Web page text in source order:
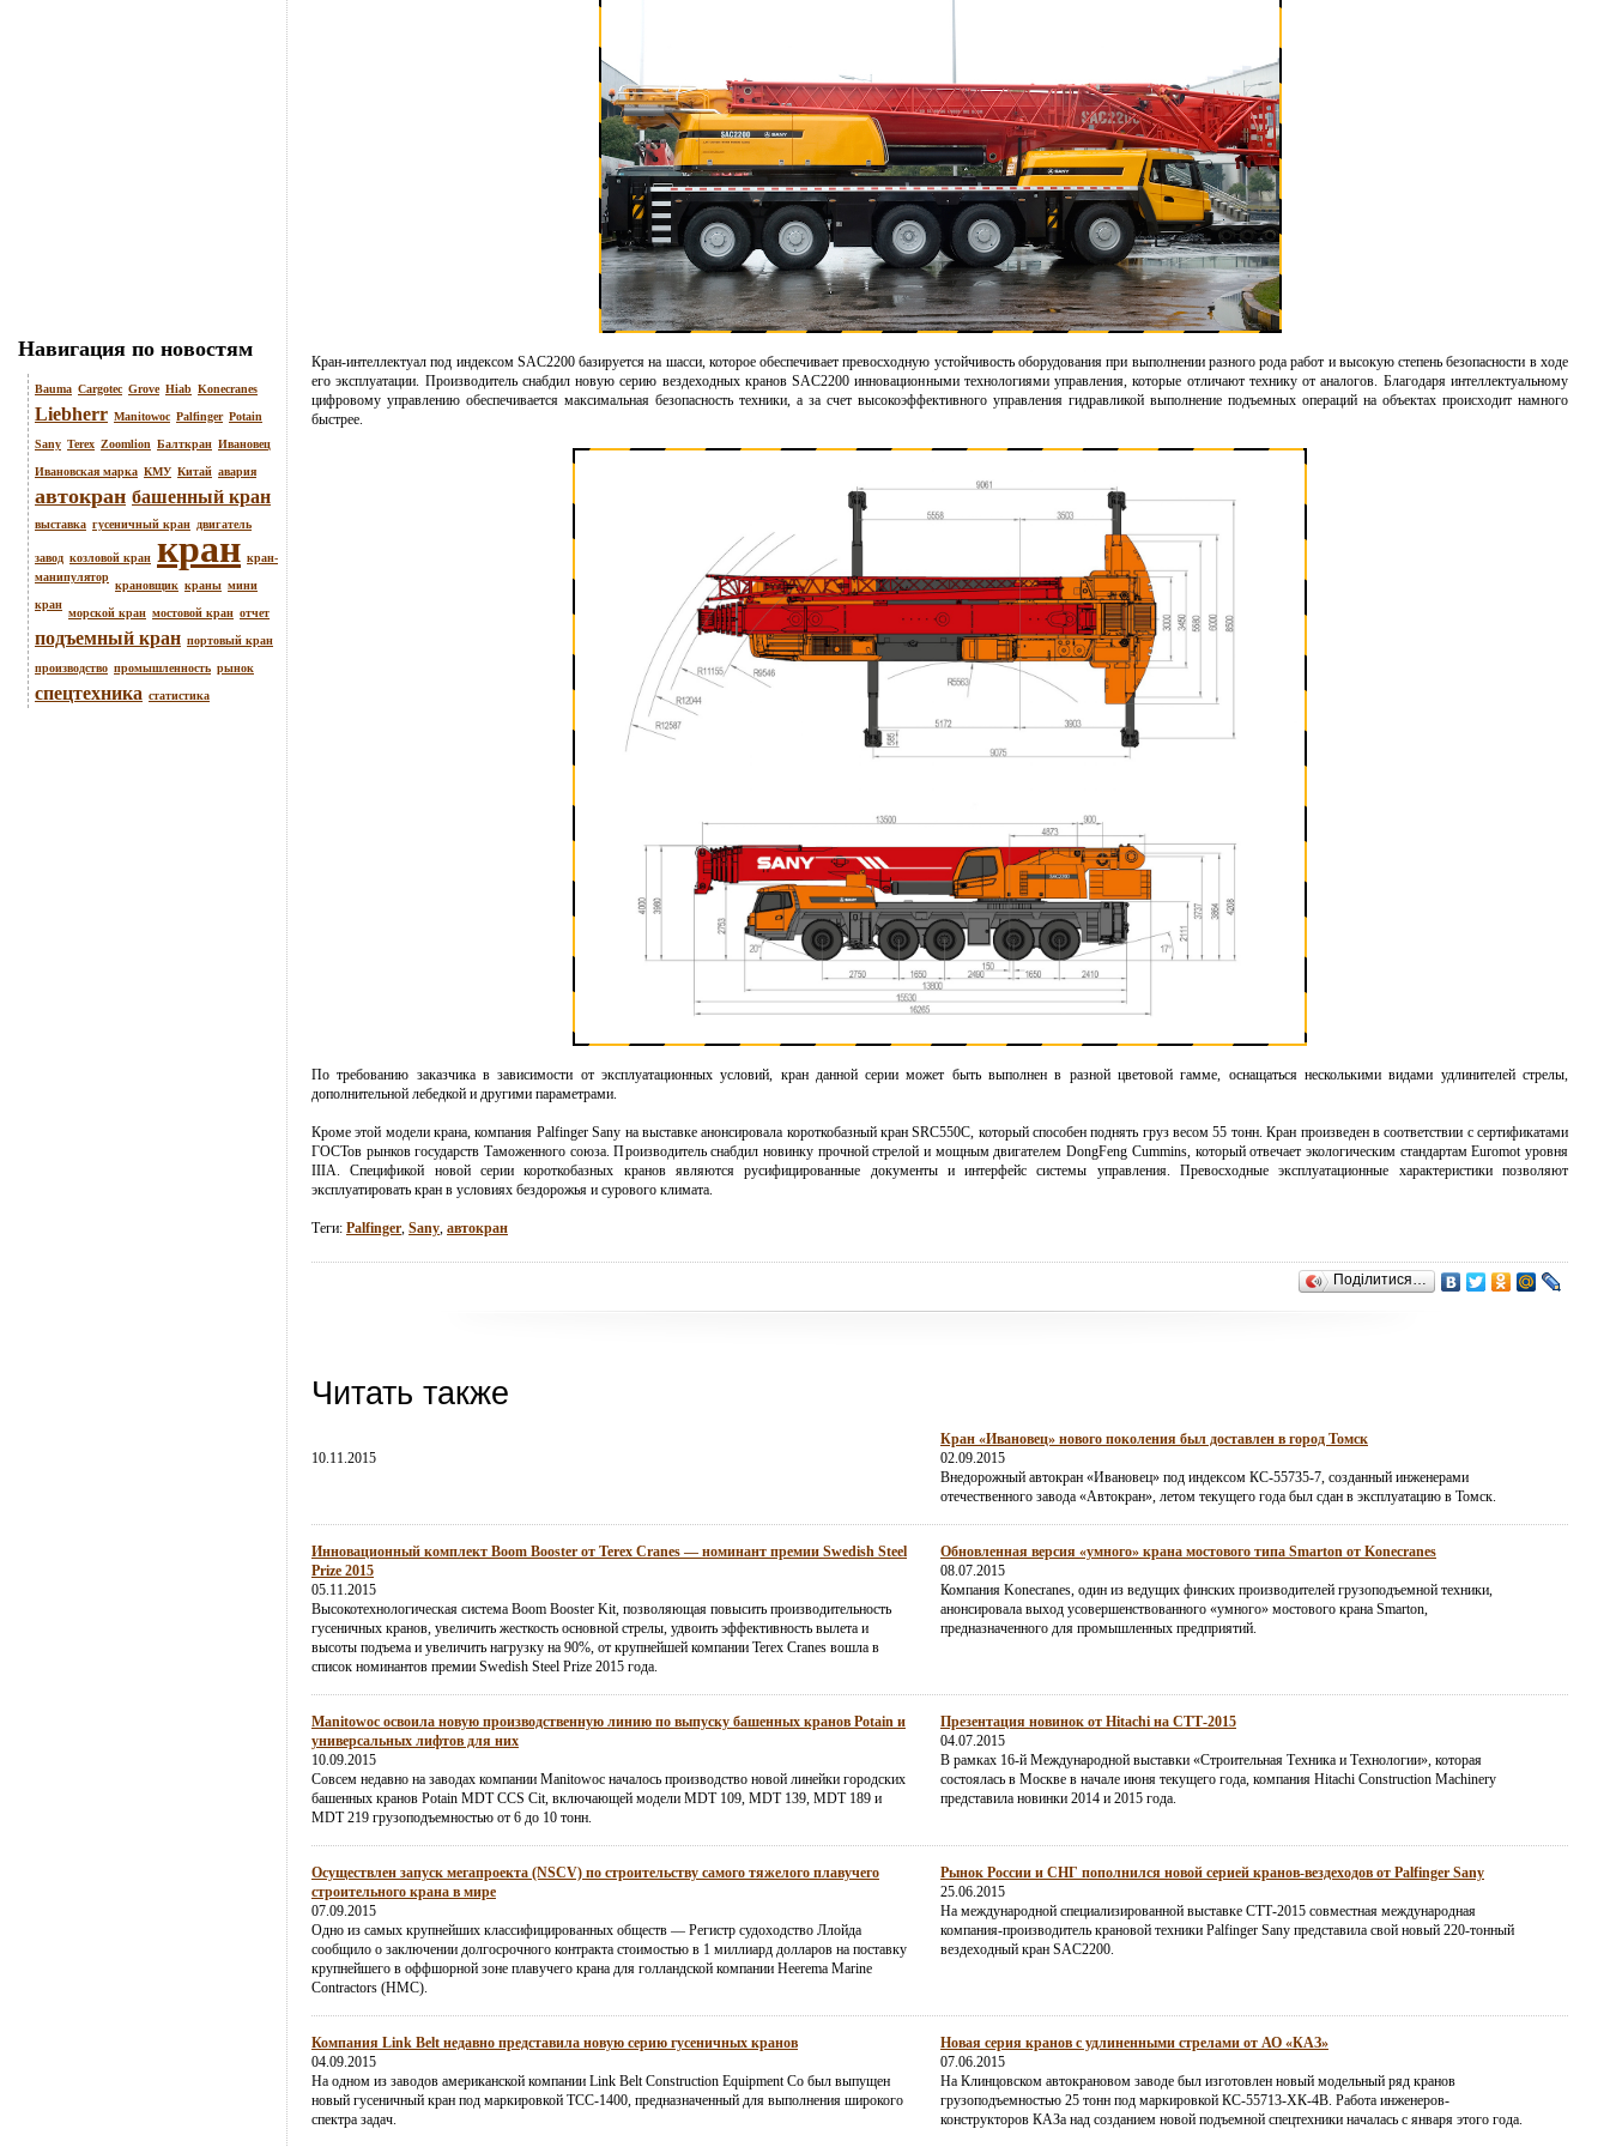
Навигация по новостям
Bauma Cargotec Grove Hiab Konecranes
Liebherr Manitowoc Palfinger Potain
Sany Terex Zoomlion Балткран Ивановец
Ивановская марка КМУ Китай авария
автокран башенный кран
выставка гусеничный кран двигатель
завод козловой кран кран кран-
манипулятор крановщик краны мини
кран морской кран мостовой кран отчет
подъемный кран портовый кран
производство промышленность рынок
спецтехника статистика
Кран-интеллектуал под индексом SAC2200 базируется на шасси, которое обеспечивает превосходную устойчивость оборудования при выполнении разного рода работ и высокую степень безопасности в ходе
его эксплуатации. Производитель снабдил новую серию вездеходных кранов SAC2200 инновационными технологиями управления, которые отличают технику от аналогов. Благодаря интеллектуальному
цифровому управлению обеспечивается максимальная безопасность техники, а за счет высокоэффективного управления гидравликой выполнение подъемных операций на объектах происходит намного
быстрее.
По требованию заказчика в зависимости от эксплуатационных условий, кран данной серии может быть выполнен в разной цветовой гамме, оснащаться несколькими видами удлинителей стрелы,
дополнительной лебедкой и другими параметрами.
Кроме этой модели крана, компания Palfinger Sany на выставке анонсировала короткобазный кран SRC550C, который способен поднять груз весом 55 тонн. Кран произведен в соответствии с сертификатами
ГОСТов рынков государств Таможенного союза. Производитель снабдил новинку прочной стрелой и мощным двигателем DongFeng Cummins, который отвечает экологическим стандартам Euromot уровня
IIIA. Спецификой новой серии короткобазных кранов являются русифицированные документы и интерфейс системы управления. Превосходные эксплуатационные характеристики позволяют
эксплуатировать кран в условиях бездорожья и сурового климата.
Теги: Palfinger, Sany, автокран
Поділитися…
Читать также
10.11.2015
Кран «Ивановец» нового поколения был доставлен в город Томск
02.09.2015
Внедорожный автокран «Ивановец» под индексом КС-55735-7, созданный инженерами
отечественного завода «Автокран», летом текущего года был сдан в эксплуатацию в Томск.
Инновационный комплект Boom Booster от Terex Cranes — номинант премии Swedish Steel
Prize 2015
05.11.2015
Высокотехнологическая система Boom Booster Kit, позволяющая повысить производительность
гусеничных кранов, увеличить жесткость основной стрелы, удвоить эффективность вылета и
высоты подъема и увеличить нагрузку на 90%, от крупнейшей компании Terex Cranes вошла в
список номинантов премии Swedish Steel Prize 2015 года.
Обновленная версия «умного» крана мостового типа Smarton от Konecranes
08.07.2015
Компания Konecranes, один из ведущих финских производителей грузоподъемной техники,
анонсировала выход усовершенствованного «умного» мостового крана Smarton,
предназначенного для промышленных предприятий.
Manitowoc освоила новую производственную линию по выпуску башенных кранов Potain и
универсальных лифтов для них
10.09.2015
Совсем недавно на заводах компании Manitowoc началось производство новой линейки городских
башенных кранов Potain MDT CCS Cit, включающей модели MDT 109, MDT 139, MDT 189 и
MDT 219 грузоподъемностью от 6 до 10 тонн.
Презентация новинок от Hitachi на СТТ-2015
04.07.2015
В рамках 16-й Международной выставки «Строительная Техника и Технологии», которая
состоялась в Москве в начале июня текущего года, компания Hitachi Construction Machinery
представила новинки 2014 и 2015 года.
Осуществлен запуск мегапроекта (NSCV) по строительству самого тяжелого плавучего
строительного крана в мире
07.09.2015
Одно из самых крупнейших классифицированных обществ — Регистр судоходство Ллойда
сообщило о заключении долгосрочного контракта стоимостью в 1 миллиард долларов на поставку
крупнейшего в оффшорной зоне плавучего крана для голландской компании Heerema Marine
Contractors (HMC).
Рынок России и СНГ пополнился новой серией кранов-вездеходов от Palfinger Sany
25.06.2015
На международной специализированной выставке СТТ-2015 совместная международная
компания-производитель крановой техники Palfinger Sany представила свой новый 220-тонный
вездеходный кран SAC2200.
Компания Link Belt недавно представила новую серию гусеничных кранов
04.09.2015
На одном из заводов американской компании Link Belt Construction Equipment Co был выпущен
новый гусеничный кран под маркировкой ТСС-1400, предназначенный для выполнения широкого
спектра задач.
Новая серия кранов с удлиненными стрелами от АО «КАЗ»
07.06.2015
На Клинцовском автокрановом заводе был изготовлен новый модельный ряд кранов
грузоподъемностью 25 тонн под маркировкой КС-55713-ХК-4В. Работа инженеров-
конструкторов КАЗа над созданием новой подъемной спецтехники началась с января этого года.